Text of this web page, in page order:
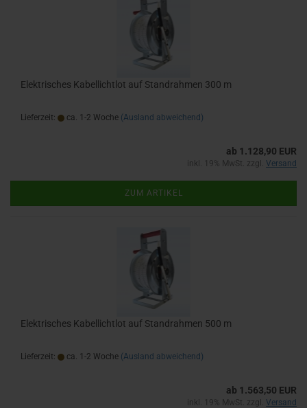
Elektrisches Kabellichtlot auf Standrahmen 300 m
Lieferzeit: ca. 1-2 Woche (Ausland abweichend)
ab 1.128,90 EUR
inkl. 19% MwSt. zzgl. Versand
ZUM ARTIKEL
Elektrisches Kabellichtlot auf Standrahmen 500 m
Lieferzeit: ca. 1-2 Woche (Ausland abweichend)
ab 1.563,50 EUR
inkl. 19% MwSt. zzgl. Versand